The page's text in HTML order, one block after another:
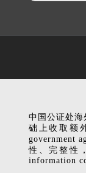
中国公证处
础上收取额
government
性、完整性
information